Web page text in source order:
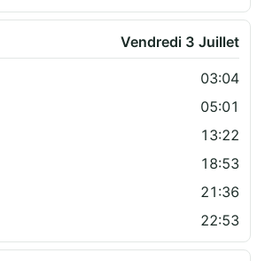
Vendredi 3 Juillet
03:04
05:01
13:22
18:53
21:36
22:53